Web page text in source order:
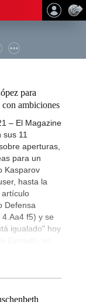
para
con ambiciones
– El Magazine
sus 11
aperturas,
para un
Kasparov
hasta la
artículo
Defensa
f5) y se
igualado" hoy